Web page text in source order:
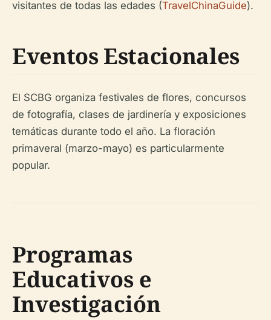
visitantes de todas las edades (TravelChinaGuide).
Eventos Estacionales
El SCBG organiza festivales de flores, concursos
de fotografía, clases de jardinería y exposiciones
temáticas durante todo el año. La floración
primaveral (marzo-mayo) es particularmente
popular.
Programas
Educativos e
Investigación